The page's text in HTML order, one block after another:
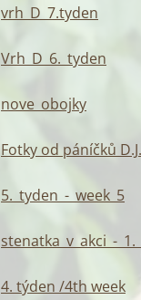
vrh_D_7.tyden
Vrh_D_6._tyden
nove_obojky
Fotky od páníčků
5._tyden_-_week_5
stenatka_v_akci_-
4. týden /4th week